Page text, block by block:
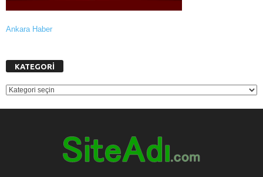
Ankara Haber
KATEGORİ
KATEGORİ